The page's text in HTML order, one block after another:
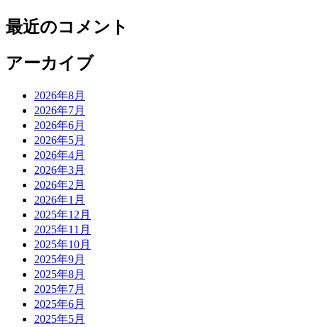
最近のコメント
アーカイブ
2026年8月
2026年7月
2026年6月
2026年5月
2026年4月
2026年3月
2026年2月
2026年1月
2025年12月
2025年11月
2025年10月
2025年9月
2025年8月
2025年7月
2025年6月
2025年5月